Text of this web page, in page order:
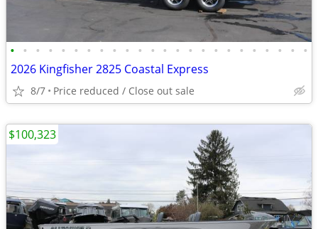
• • • • • • • • • • • • • • • • • • • • • • • •
2026 Kingfisher 2825 Coastal Express
8/7 Price reduced / Close out sale
$100,323